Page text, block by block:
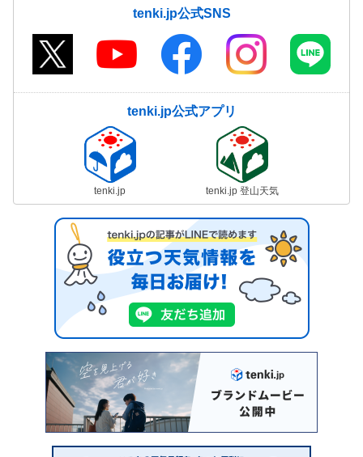
tenki.jp公式SNS
tenki.jp公式アプリ
tenki.jp tenki.jp 登山天気